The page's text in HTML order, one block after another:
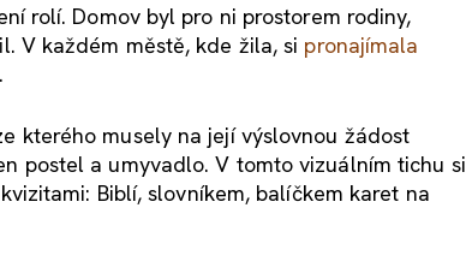
rolí. Domov byl pro ni prostorem rodiny,
V každém městě, kde žila, si pronajímala
kterého musely na její výslovnou žádost
postel a umyvadlo. V tomto vizuálním tichu si
Biblí, slovníkem, balíčkem karet na